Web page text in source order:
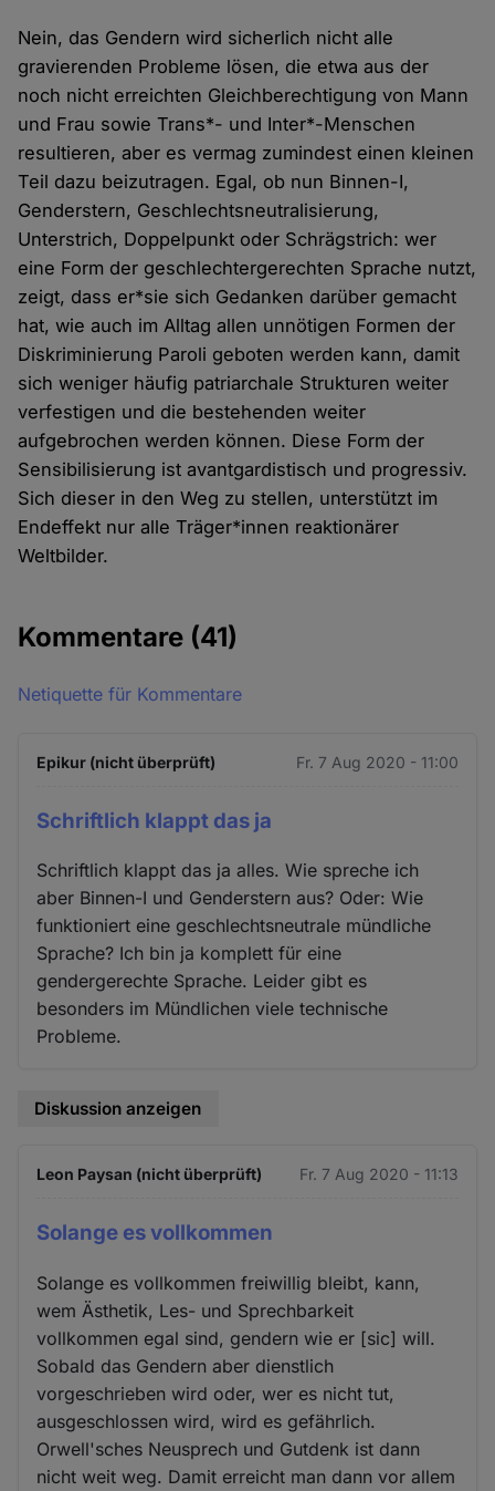
Nein, das Gendern wird sicherlich nicht alle
gravierenden Probleme lösen, die etwa aus der
noch nicht erreichten Gleichberechtigung von Mann
und Frau sowie Trans*- und Inter*-Menschen
resultieren, aber es vermag zumindest einen kleinen
Teil dazu beizutragen. Egal, ob nun Binnen-I,
Genderstern, Geschlechtsneutralisierung,
Unterstrich, Doppelpunkt oder Schrägstrich: wer
eine Form der geschlechtergerechten Sprache nutzt,
zeigt, dass er*sie sich Gedanken darüber gemacht
hat, wie auch im Alltag allen unnötigen Formen der
Diskriminierung Paroli geboten werden kann, damit
sich weniger häufig patriarchale Strukturen weiter
verfestigen und die bestehenden weiter
aufgebrochen werden können. Diese Form der
Sensibilisierung ist avantgardistisch und progressiv.
Sich dieser in den Weg zu stellen, unterstützt im
Endeffekt nur alle Träger*innen reaktionärer
Weltbilder.
Kommentare (41)
Netiquette für Kommentare
Epikur (nicht überprüft) Fr. 7 Aug 2020 - 11:00
Schriftlich klappt das ja
Schriftlich klappt das ja alles. Wie spreche ich
aber Binnen-I und Genderstern aus? Oder: Wie
funktioniert eine geschlechtsneutrale mündliche
Sprache? Ich bin ja komplett für eine
gendergerechte Sprache. Leider gibt es
besonders im Mündlichen viele technische
Probleme.
Diskussion anzeigen
Leon Paysan (nicht überprüft) Fr. 7 Aug 2020 - 11:13
Solange es vollkommen
Solange es vollkommen freiwillig bleibt, kann,
wem Ästhetik, Les- und Sprechbarkeit
vollkommen egal sind, gendern wie er [sic] will.
Sobald das Gendern aber dienstlich
vorgeschrieben wird oder, wer es nicht tut,
ausgeschlossen wird, wird es gefährlich.
Orwell'sches Neusprech und Gutdenk ist dann
nicht weit weg. Damit erreicht man dann vor allem